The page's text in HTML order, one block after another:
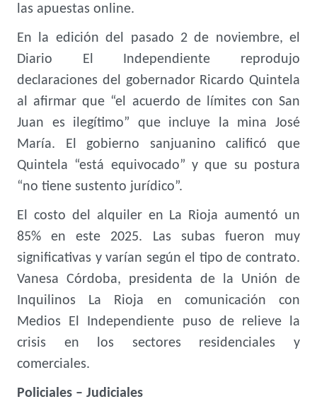
las apuestas online.
En la edición del pasado 2 de noviembre, el
Diario El Independiente reprodujo
declaraciones del gobernador Ricardo Quintela
al afirmar que “el acuerdo de límites con San
Juan es ilegítimo” que incluye la mina José
María. El gobierno sanjuanino calificó que
Quintela “está equivocado” y que su postura
“no tiene sustento jurídico”.
El costo del alquiler en La Rioja aumentó un
85% en este 2025. Las subas fueron muy
significativas y varían según el tipo de contrato.
Vanesa Córdoba, presidenta de la Unión de
Inquilinos La Rioja en comunicación con
Medios El Independiente puso de relieve la
crisis en los sectores residenciales y
comerciales.
Policiales – Judiciales